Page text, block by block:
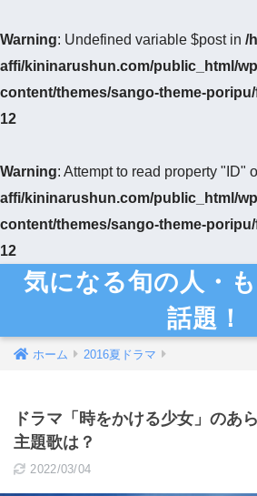
Warning: Undefined variable $post in /
affi/kininarushun.com/public_html/
content/themes/sango-theme-
12
Warning: Attempt to read property "ID"
affi/kininarushun.com/public_html/
content/themes/sango-theme-
12
気になる旬の人・
話題！
ホーム 2016夏ドラマ
ドラマ「時をかける少女」のあ
主題歌は？
2022/03/04